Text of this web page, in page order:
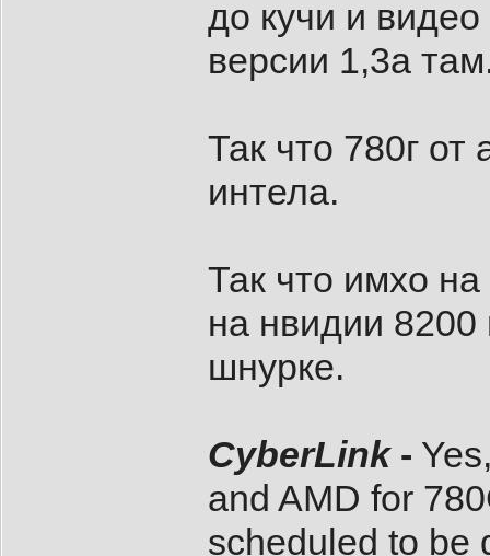
до кучи и
версии 1,3а
Так что 780г от
интела.
Так что имхо
на нвидии 8200
шнурке.
CyberLink-
and AMD for
scheduled to be